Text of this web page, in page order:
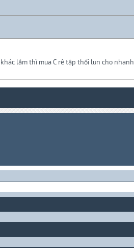
khác lắm thì mua C rê tập thổi lun cho nhanh